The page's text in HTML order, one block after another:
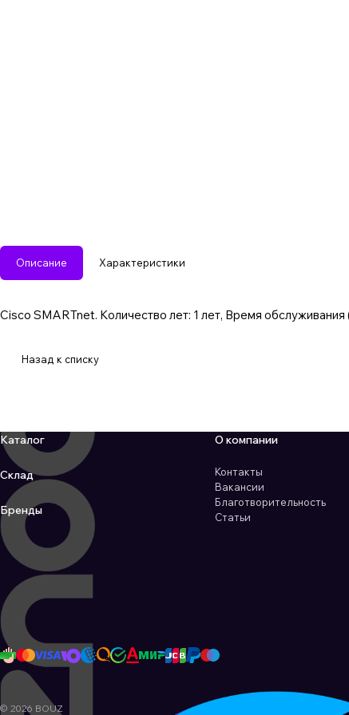
Описание Характеристики
Cisco SMARTnet. Количество лет: 1 лет, Время
Назад к списку
Каталог
Склад
Бренды
О компании
Контакты
Вакансии
Благотворительность
Статьи
© 2026 BOUZ